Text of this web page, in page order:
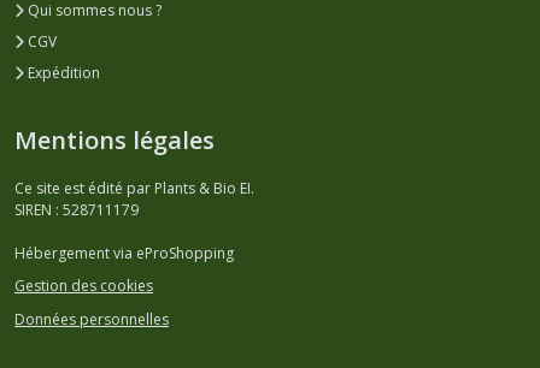
Qui sommes nous ?
CGV
Expédition
Mentions légales
Ce site est édité par Plants & Bio EI.
SIREN : 528711179
Hébergement via eProShopping
Gestion des cookies
Données personnelles